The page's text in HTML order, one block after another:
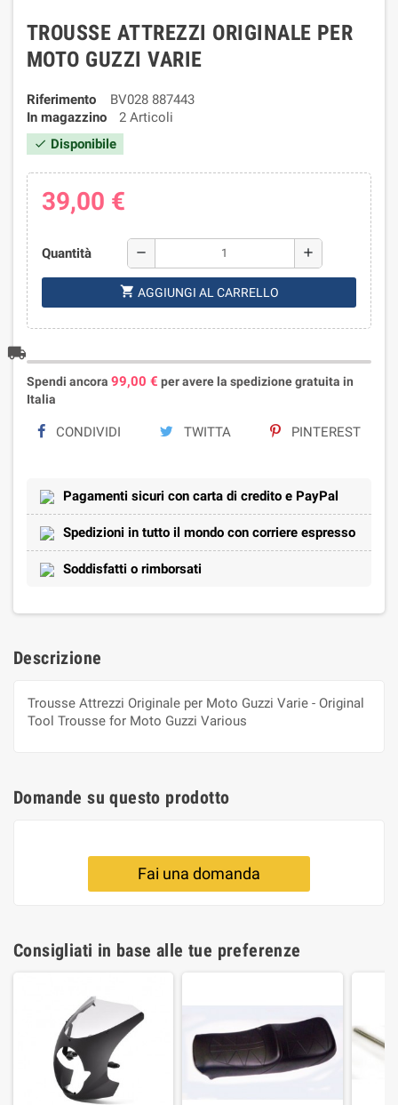
TROUSSE ATTREZZI ORIGINALE PER
MOTO GUZZI VARIE
Riferimento
BV028 887443
In magazzino
2 Articoli
check Disponibile
39,00 €
Quantità remove add
shopping_cart AGGIUNGI AL CARRELLO
local_shipping
Spendi ancora 99,00 € per avere la spedizione gratuita in
Italia
CONDIVIDI TWITTA PINTEREST
Pagamenti sicuri con carta di credito e PayPal
Spedizioni in tutto il mondo con corriere espresso
Soddisfatti o rimborsati
Descrizione
Trousse Attrezzi Originale per Moto Guzzi Varie - Original
Tool Trousse for Moto Guzzi Various
Domande su questo prodotto
Fai una domanda
Consigliati in base alle tue preferenze